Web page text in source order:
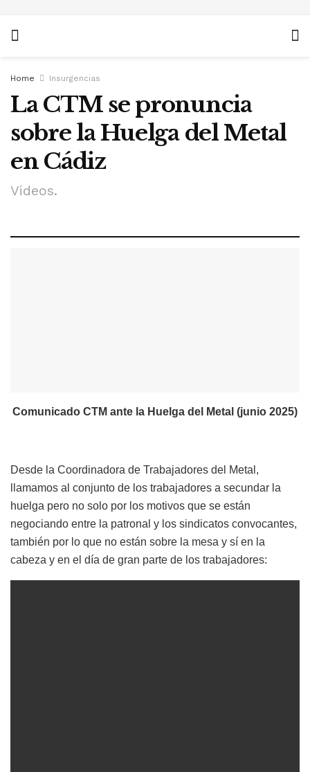
Home Insurgencias
La CTM se pronuncia
sobre la Huelga del Metal
en Cádiz
Videos.
Comunicado CTM ante la Huelga del Metal (junio 2025)
Desde la Coordinadora de Trabajadores del Metal,
llamamos al conjunto de los trabajadores a secundar la
huelga pero no solo por los motivos que se están
negociando entre la patronal y los sindicatos convocantes,
también por lo que no están sobre la mesa y sí en la
cabeza y en el día de gran parte de los trabajadores: